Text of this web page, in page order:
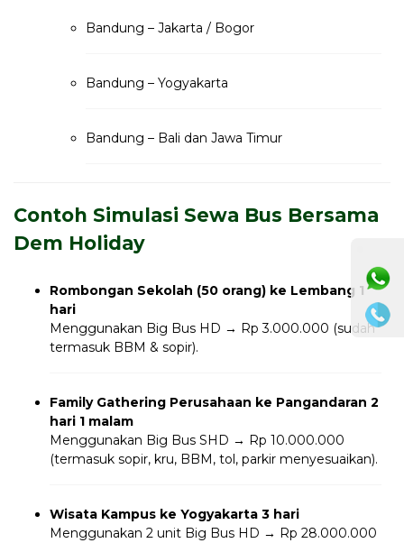
Bandung – Jakarta / Bogor
Bandung – Yogyakarta
Bandung – Bali dan Jawa Timur
Contoh Simulasi Sewa Bus Bersama
Dem Holiday
Rombongan Sekolah (50 orang) ke Lembang 1
hari
Menggunakan Big Bus HD → Rp 3.000.000 (sudah
termasuk BBM & sopir).
Family Gathering Perusahaan ke Pangandaran 2
hari 1 malam
Menggunakan Big Bus SHD → Rp 10.000.000
(termasuk sopir, kru, BBM, tol, parkir menyesuaikan).
Wisata Kampus ke Yogyakarta 3 hari
Menggunakan 2 unit Big Bus HD → Rp 28.000.000